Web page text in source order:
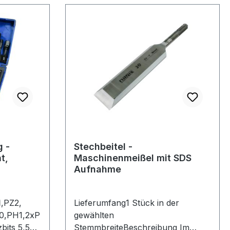
-
5,5
Stechbeitel -
Maschinenmeißel mit SDS
Aufnahme
Lieferumfang1 Stück in der
gewählten
StemmbreiteBeschreibung Im